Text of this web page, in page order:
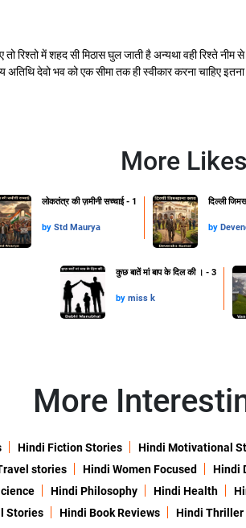
तो रिश्तो में शहद सी मिठास घुल जाती है अन्यथा वही
अतिथि देवो भव को एक सीमा तक ही स्वीकार करना चाहिए
More
लोकतंत्र की ज़मीनी सच्चाई - 1
by Std Maurya
दिल्ली
by
कुछ बातें मां बाप के दिल की । - 3
by miss k
More
Hindi Fiction Stories Hindi Motivational
stories Hindi Women Focused Hindi
Hindi Philosophy Hindi Health
Stories Hindi Book Reviews Hindi Thriller